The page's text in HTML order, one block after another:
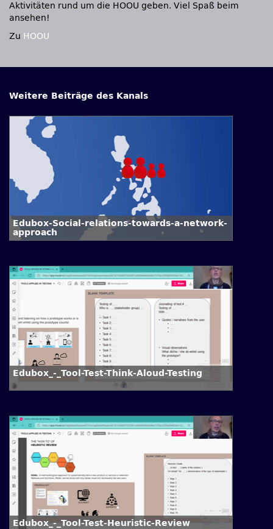
Aktivitäten rund um die HOOU geben. Viel Spaß beim
ansehen!
Zu HOOU
Weitere Beiträge des Kanals
Edubox-Social-relations-towards-a-network-
approach
Edubox_-_Tool-Test-Think-Aloud-Testing
Edubox_-_Tool-Test-Heuristic-Review